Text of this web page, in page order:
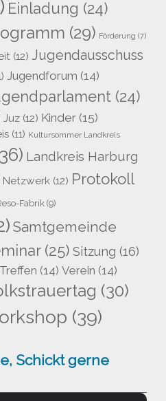
Einladung (24)
(29) Förderung (7)
(12) Jugendausschuss
Jugendforum (14)
(24)
Juz (12) Kinder (15)
(11) Kultursommer Landkreis
Landkreis Harburg
Netzwerk (12) Protokoll
Fabrik(9)
Samtgemeinde
(25) Sitzung (16)
Treffen (14) Verein (14)
(30)
(39)
Schickt gerne